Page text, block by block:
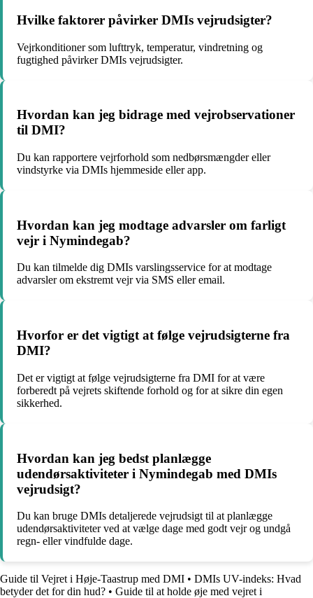
Hvilke faktorer påvirker DMIs vejrudsigter?
Vejrkonditioner som lufttryk, temperatur, vindretning og
fugtighed påvirker DMIs vejrudsigter.
Hvordan kan jeg bidrage med vejrobservationer
til DMI?
Du kan rapportere vejrforhold som nedbørsmængder eller
vindstyrke via DMIs hjemmeside eller app.
Hvordan kan jeg modtage advarsler om farligt
vejr i Nymindegab?
Du kan tilmelde dig DMIs varslingsservice for at modtage
advarsler om ekstremt vejr via SMS eller email.
Hvorfor er det vigtigt at følge vejrudsigterne fra
DMI?
Det er vigtigt at følge vejrudsigterne fra DMI for at være
forberedt på vejrets skiftende forhold og for at sikre din egen
sikkerhed.
Hvordan kan jeg bedst planlægge
udendørsaktiviteter i Nymindegab med DMIs
vejrudsigt?
Du kan bruge DMIs detaljerede vejrudsigt til at planlægge
udendørsaktiviteter ved at vælge dage med godt vejr og undgå
regn- eller vindfulde dage.
Guide til Vejret i Høje-Taastrup med DMI • DMIs UV-indeks: Hvad
betyder det for din hud? • Guide til at holde øje med vejret i